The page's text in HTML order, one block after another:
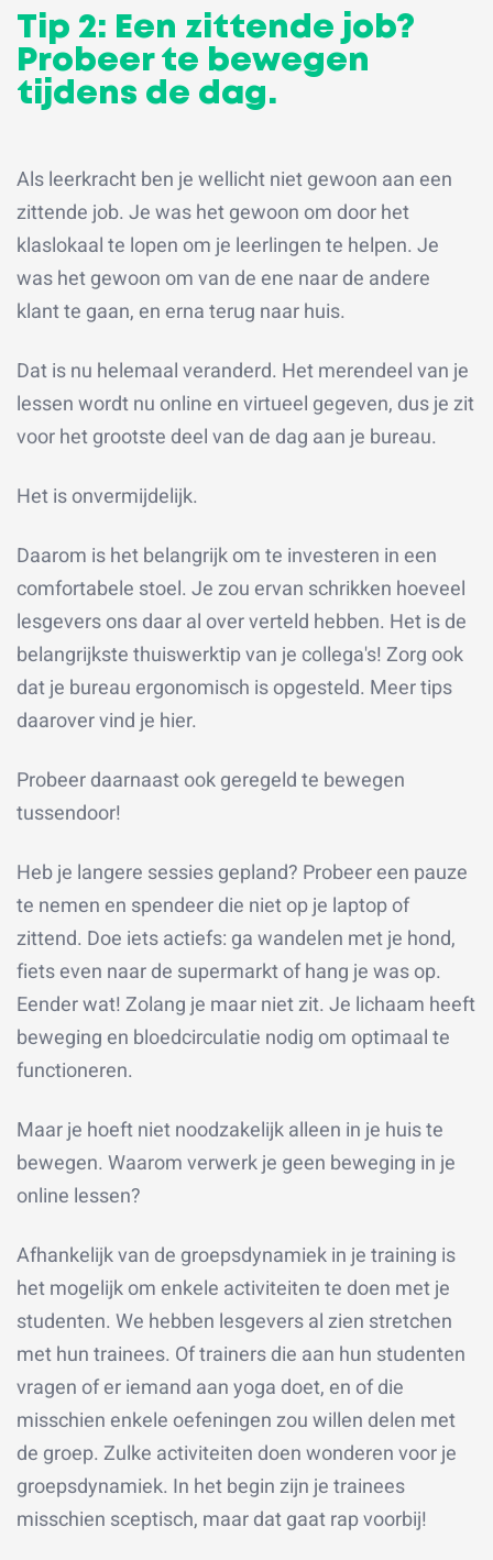
Tip 2: Een zittende job?
Probeer te bewegen
tijdens de dag.
Als leerkracht ben je wellicht niet gewoon aan een
zittende job. Je was het gewoon om door het
klaslokaal te lopen om je leerlingen te helpen. Je
was het gewoon om van de ene naar de andere
klant te gaan, en erna terug naar huis.
Dat is nu helemaal veranderd. Het merendeel van je
lessen wordt nu online en virtueel gegeven, dus je zit
voor het grootste deel van de dag aan je bureau.
Het is onvermijdelijk.
Daarom is het belangrijk om te investeren in een
comfortabele stoel. Je zou ervan schrikken hoeveel
lesgevers ons daar al over verteld hebben. Het is de
belangrijkste thuiswerktip van je collega's! Zorg ook
dat je bureau ergonomisch is opgesteld. Meer tips
daarover vind je hier.
Probeer daarnaast ook geregeld te bewegen
tussendoor!
Heb je langere sessies gepland? Probeer een pauze
te nemen en spendeer die niet op je laptop of
zittend. Doe iets actiefs: ga wandelen met je hond,
fiets even naar de supermarkt of hang je was op.
Eender wat! Zolang je maar niet zit. Je lichaam heeft
beweging en bloedcirculatie nodig om optimaal te
functioneren.
Maar je hoeft niet noodzakelijk alleen in je huis te
bewegen. Waarom verwerk je geen beweging in je
online lessen?
Afhankelijk van de groepsdynamiek in je training is
het mogelijk om enkele activiteiten te doen met je
studenten. We hebben lesgevers al zien stretchen
met hun trainees. Of trainers die aan hun studenten
vragen of er iemand aan yoga doet, en of die
misschien enkele oefeningen zou willen delen met
de groep. Zulke activiteiten doen wonderen voor je
groepsdynamiek. In het begin zijn je trainees
misschien sceptisch, maar dat gaat rap voorbij!